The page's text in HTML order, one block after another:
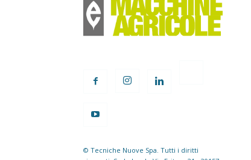
© Tecniche Nuove Spa. Tutti i diritti